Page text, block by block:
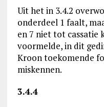
Uit het in 3.4.2
onderdeel 1 faalt,
en 7 niet tot cassatie
voormelde, in dit
Kroon toekomende
miskennen.
3.4.4